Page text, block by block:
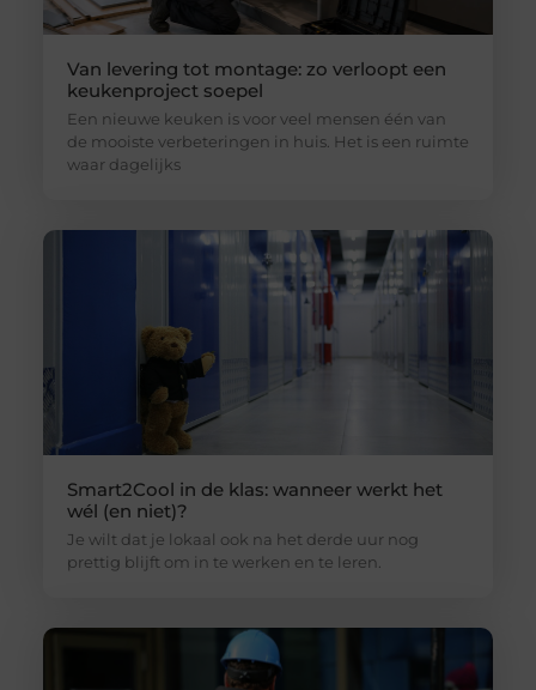
Van levering tot montage: zo verloopt een
keukenproject soepel
Een nieuwe keuken is voor veel mensen één van
de mooiste verbeteringen in huis. Het is een ruimte
waar dagelijks
Smart2Cool in de klas: wanneer werkt het
wél (en niet)?
Je wilt dat je lokaal ook na het derde uur nog
prettig blijft om in te werken en te leren.